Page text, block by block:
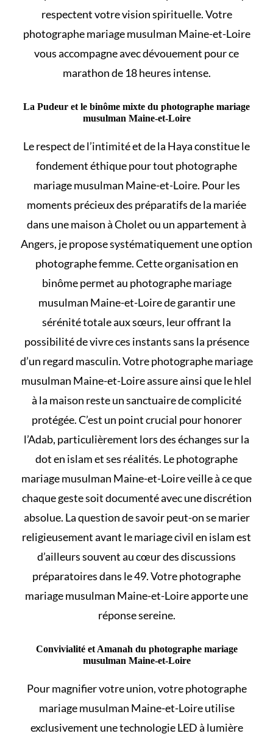
respectent votre vision spirituelle. Votre
photographe mariage musulman Maine-et-Loire
vous accompagne avec dévouement pour ce
marathon de 18 heures intense.
La Pudeur et le binôme mixte du photographe mariage
musulman Maine-et-Loire
Le respect de l’intimité et de la Haya constitue le
fondement éthique pour tout photographe
mariage musulman Maine-et-Loire. Pour les
moments précieux des préparatifs de la mariée
dans une maison à Cholet ou un appartement à
Angers, je propose systématiquement une option
photographe femme. Cette organisation en
binôme permet au photographe mariage
musulman Maine-et-Loire de garantir une
sérénité totale aux sœurs, leur offrant la
possibilité de vivre ces instants sans la présence
d’un regard masculin. Votre photographe mariage
musulman Maine-et-Loire assure ainsi que lehlel
à la maison reste un sanctuaire de complicité
protégée. C’est un point crucial pour honorer
l’Adab, particulièrement lors des échanges surla
dot en islam et ses réalités. Le photographe
mariage musulman Maine-et-Loire veille à ce que
chaque geste soit documenté avec une discrétion
absolue. La question de savoirpeut-on se marier
religieusement avant le mariage civil en islamest
d’ailleurs souvent au cœur des discussions
préparatoires dans le 49. Votre photographe
mariage musulman Maine-et-Loire apporte une
réponse sereine.
Convivialité et Amanah du photographe mariage
musulman Maine-et-Loire
Pour magnifier votre union, votre photographe
mariage musulman Maine-et-Loire utilise
exclusivement une technologie LED à lumière